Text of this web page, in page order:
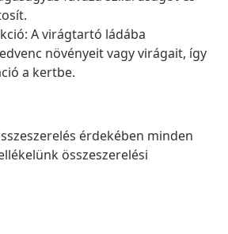
A virágtartó ládába
növényeit vagy virágait, így
a kertbe.
érdekében minden
összeszerelési